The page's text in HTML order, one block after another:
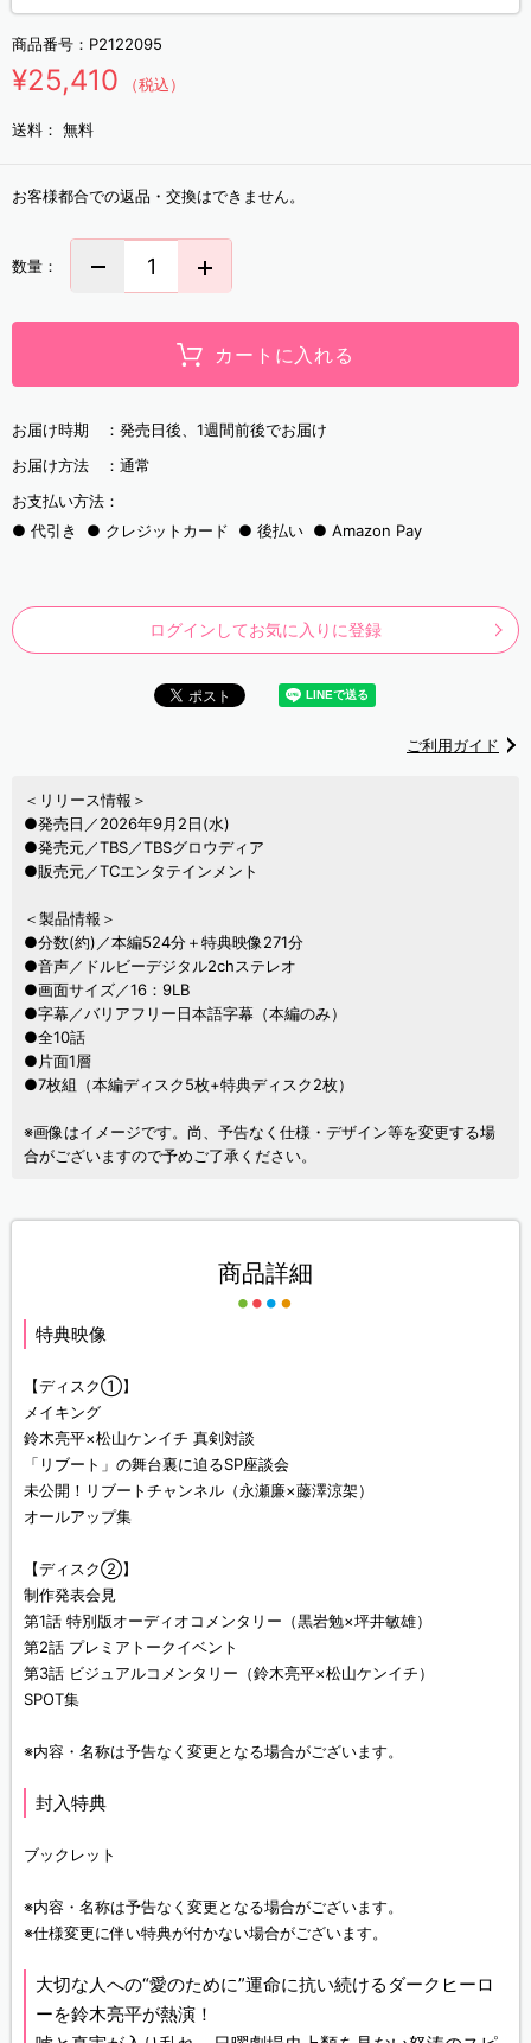
商品番号： P2122095
¥25,410 （税込）
送料： 無料
お客様都合での返品・交換はできません。
数量：
カートに入れる
お届け時期 ： 発売日後、1週間前後でお届け
お届け方法 ： 通常
お支払い方法：
代引き
クレジットカード 後払い Amazon Pay
ログインしてお気に入りに登録
ご利用ガイド
＜リリース情報＞
●発売日／2026年9月2日(水)
●発売元／TBS／TBSグロウディア
●販売元／TCエンタテインメント
＜製品情報＞
●分数(約)／本編524分＋特典映像271分
●音声／ドルビーデジタル2chステレオ
●画面サイズ／16：9LB
●字幕／バリアフリー日本語字幕（本編のみ）
●全10話
●片面1層
●7枚組（本編ディスク5枚+特典ディスク2枚）
※画像はイメージです。尚、予告なく仕様・デザイン等を変更する場
合がございますので予めご了承ください。
商品詳細
特典映像
【ディスク①】
メイキング
鈴木亮平×松山ケンイチ 真剣対談
「リブート」の舞台裏に迫るSP座談会
未公開！リブートチャンネル（永瀬廉×藤澤涼架）
オールアップ集
【ディスク②】
制作発表会見
第1話 特別版オーディオコメンタリー（黒岩勉×坪井敏雄）
第2話 プレミアトークイベント
第3話 ビジュアルコメンタリー（鈴木亮平×松山ケンイチ）
SPOT集
※内容・名称は予告なく変更となる場合がございます。
封入特典
ブックレット
※内容・名称は予告なく変更となる場合がございます。
※仕様変更に伴い特典が付かない場合がございます。
大切な人への“愛のために”運命に抗い続けるダークヒーロ
ーを鈴木亮平が熱演！